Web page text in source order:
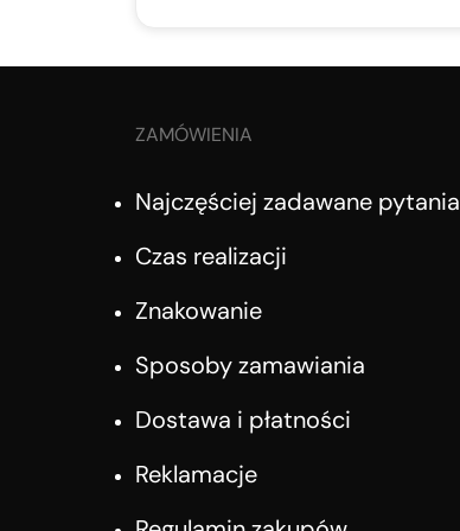
ZAMÓWIENIA
Najczęściej zadawane pytania
Czas realizacji
Znakowanie
Sposoby zamawiania
Dostawa i płatności
Reklamacje